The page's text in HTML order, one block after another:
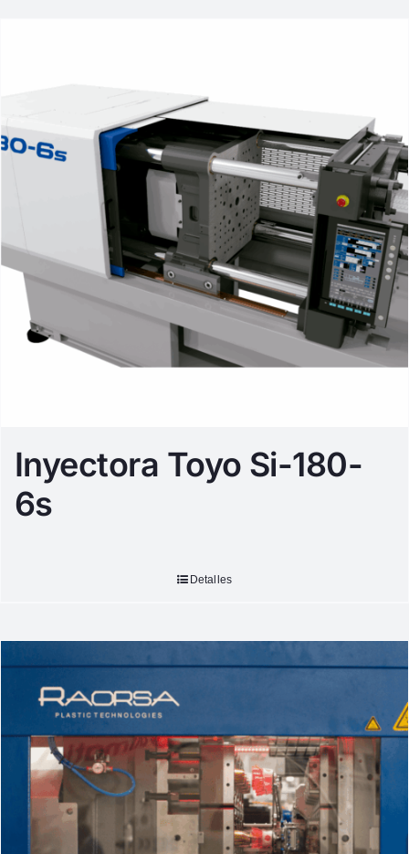
Inyectora Toyo Si-180-
6s
Detalles